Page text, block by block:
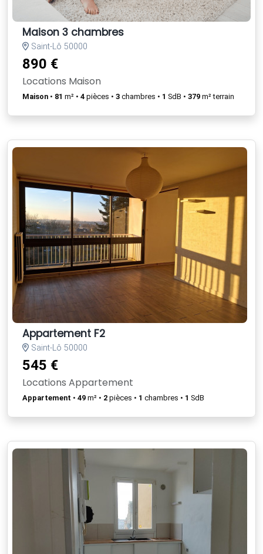
Maison 3 chambres
Saint-Lô 50000
890 €
Locations Maison
Maison • 81 m² • 4 pièces • 3 chambres • 1 SdB • 379 m² terrain
Appartement F2
Saint-Lô 50000
545 €
Locations Appartement
Appartement • 49 m² • 2 pièces • 1 chambres • 1 SdB